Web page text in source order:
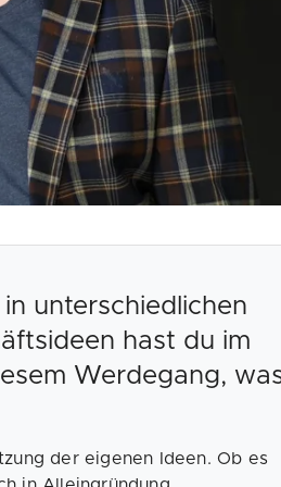
unterschiedlichen
hast du im
Werdegang,
der eigenen Ideen. Ob es